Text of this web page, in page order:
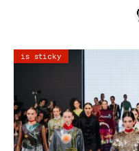
is sticky